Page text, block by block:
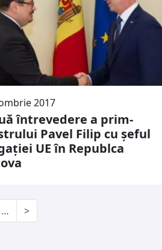
2017
întrevedere a prim-
Pavel Filip cu şeful
UE în Republca
… >